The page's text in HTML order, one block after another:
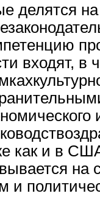
делятся
входят, в
как и в
на
и